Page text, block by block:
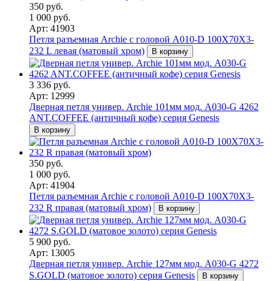
350 руб.
1 000 руб.
Арт: 41903
Петля разъемная Archie с головой A010-D 100X70X3-
232 L левая (матовый хром)
В корзину
3 336 руб.
Арт: 12999
Дверная петля универ. Archie 101мм мод. A030-G 4262
ANT.COFFEE (античный кофе) серия Genesis
В корзину
350 руб.
1 000 руб.
Арт: 41904
Петля разъемная Archie с головой A010-D 100X70X3-
232 R правая (матовый хром)
В корзину
5 900 руб.
Арт: 13005
Дверная петля универ. Archie 127мм мод. A030-G 4272
S.GOLD (матовое золото) серия Genesis
В корзину